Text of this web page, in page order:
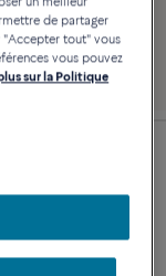
de partager
"Accepter tout" vous
vous pouvez
sur la Politique